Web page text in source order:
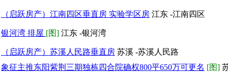
（启跃房产）江南四区垂直房 实验学区房 江东 -江南四区
银河湾 排屋 [图] 江东 -银河湾
（启跃房产）苏溪人民路垂直房 苏溪 -苏溪人民路
象征主推东阳紫荆三期独栋四合院确权800平650万可更名 [图]